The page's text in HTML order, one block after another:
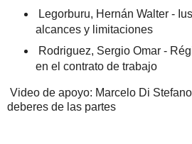
Legorburu, Hernán Walter -
alcances y limitaciones
Rodriguez, Sergio Omar -
en el contrato de trabajo
Video de apoyo: Marcelo Di
deberes de las partes